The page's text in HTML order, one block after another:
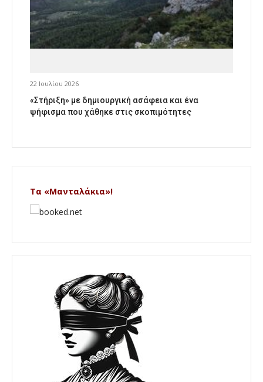
22 Ιουλίου 2026
«Στήριξη» με δημιουργική ασάφεια και ένα
ψήφισμα που χάθηκε στις σκοπιμότητες
Τα «Μανταλάκια»!